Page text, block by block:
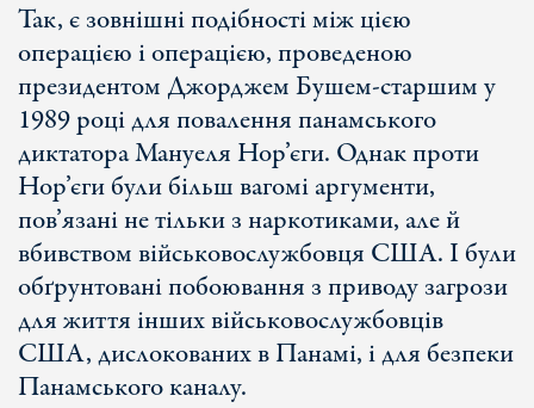
Так, є зовнішні подібності між цією
операцією і операцією, проведеною
президентом Джорджем Бушем-старшим у
1989 році для повалення панамського
диктатора Мануеля Нор’єги. Однак проти
Нор’єги були більш вагомі аргументи,
пов’язані не тільки з наркотиками, але й
вбивством військовослужбовця США. І були
обґрунтовані побоювання з приводу загрози
для життя інших військовослужбовців
США, дислокованих в Панамі, і для безпеки
Панамського каналу.